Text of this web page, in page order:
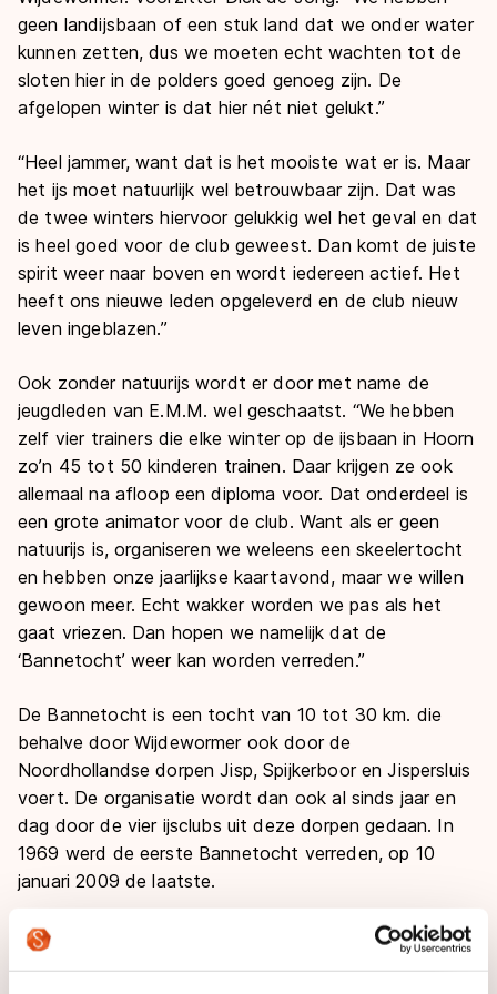
geen landijsbaan of een stuk land dat we onder water
kunnen zetten, dus we moeten echt wachten tot de
sloten hier in de polders goed genoeg zijn. De
afgelopen winter is dat hier nét niet gelukt.”
“Heel jammer, want dat is het mooiste wat er is. Maar
het ijs moet natuurlijk wel betrouwbaar zijn. Dat was
de twee winters hiervoor gelukkig wel het geval en dat
is heel goed voor de club geweest. Dan komt de juiste
spirit weer naar boven en wordt iedereen actief. Het
heeft ons nieuwe leden opgeleverd en de club nieuw
leven ingeblazen.”
Ook zonder natuurijs wordt er door met name de
jeugdleden van E.M.M. wel geschaatst. “We hebben
zelf vier trainers die elke winter op de ijsbaan in Hoorn
zo’n 45 tot 50 kinderen trainen. Daar krijgen ze ook
allemaal na afloop een diploma voor. Dat onderdeel is
een grote animator voor de club. Want als er geen
natuurijs is, organiseren we weleens een skeelertocht
en hebben onze jaarlijkse kaartavond, maar we willen
gewoon meer. Echt wakker worden we pas als het
gaat vriezen. Dan hopen we namelijk dat de
‘Bannetocht’ weer kan worden verreden.”
De Bannetocht is een tocht van 10 tot 30 km. die
behalve door Wijdewormer ook door de
Noordhollandse dorpen Jisp, Spijkerboor en Jispersluis
voert. De organisatie wordt dan ook al sinds jaar en
dag door de vier ijsclubs uit deze dorpen gedaan. In
1969 werd de eerste Bannetocht verreden, op 10
januari 2009 de laatste.
De Jong: “Iedere club neemt een deel van de